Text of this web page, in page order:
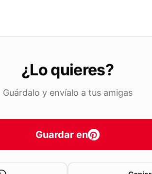
¿Lo quieres?
Guárdalo y envíalo a tus amigas
Guardar en